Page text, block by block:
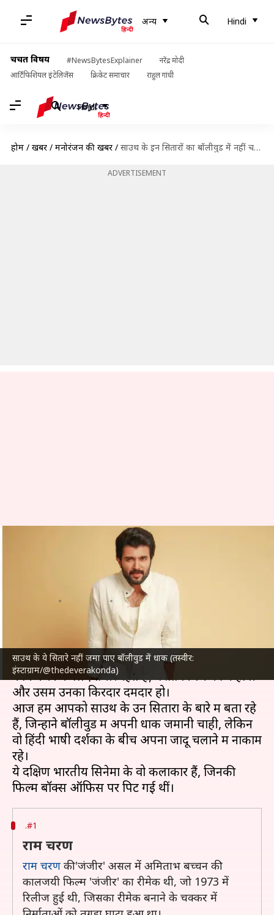
अन्य Hindi
चर्चित विषय #NewsBytesExplainer
नरेंद्र मोदी
आर्टिफिशियल इंटेलिजेंस
क्रिकेट समाचार राहुल गांधी
Hindi
होम / खबरें / मनोरंजन की खबरें / साउथ के इन सितारों का बॉलीवुड में नहीं चला सिक्का, बुरी तरह फ्लॉप हुईं फिल्में
ADVERTISEMENT
साउथ के ये सितारे नहीं जमा पाए बॉलीवुड में धाक (तस्वीर:
इंस्टाग्राम/@thedeverakonda)
साउथ के इन सितारों का बॉलीवुड में
नहीं चला सिक्का, बुरी तरह फ्लॉप हुईं
Jun 20, 2024 08:20 am
साउथ के सितारेबॉलीवुडतो बॉलीवुड सितारे साउथ में
काम करने के लिए तैयार रहते हैं, बशर्ते फिल्म की कहानी
और उसमें उनका किरदार दमदार हो।
आज हम आपको साउथ के उन सितारों के बारे में बता रहे
हैं, जिन्होंने बॉलीवुड में अपनी धाक जमानी चाही, लेकिन
वो हिंदी भाषी दर्शकों के बीच अपना जादू चलाने में नाकाम
रहे।
ये दक्षिण भारतीय सिनेमा के वो कलाकार हैं, जिनकी
.#1
राम चरण
राम चरण की 'जंजीर' असल में अमिताभ बच्चन की
कालजयी फिल्म 'जंजीर' का रीमेक थी, जो 1973 में
रिलीज हुई थी, जिसका रीमेक बनाने के चक्कर में